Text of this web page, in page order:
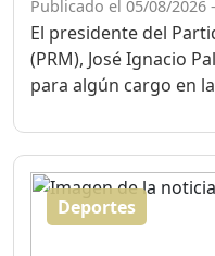
Publicado el 05/08/2026
El presidente del
(PRM), José Ignacio
para algún cargo en
Deportes